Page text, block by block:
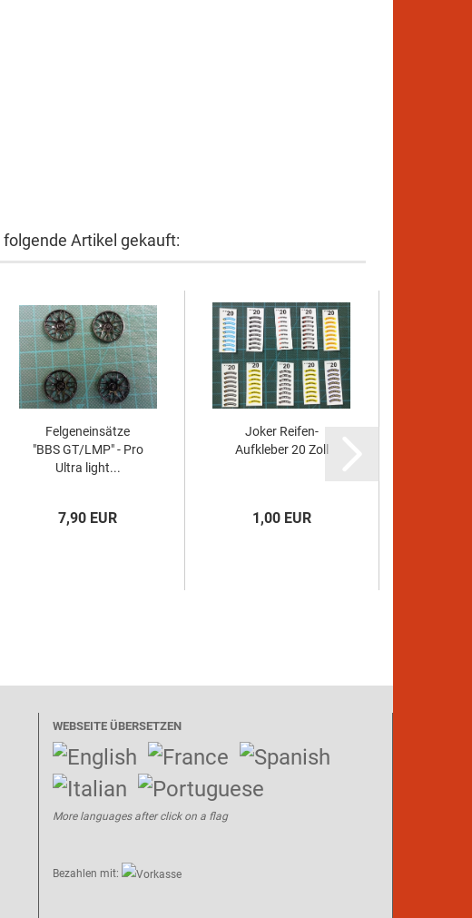
Artikel gekauft:
Felgeneinsätze
"BBS GT/LMP" - Pro
Ultra light...
7,90 EUR
Joker Reifen-
Aufkleber 20 Zoll
1,00 EUR
WEBSEITE ÜBERSETZEN
More languages after click on a flag
Bezahlen mit: